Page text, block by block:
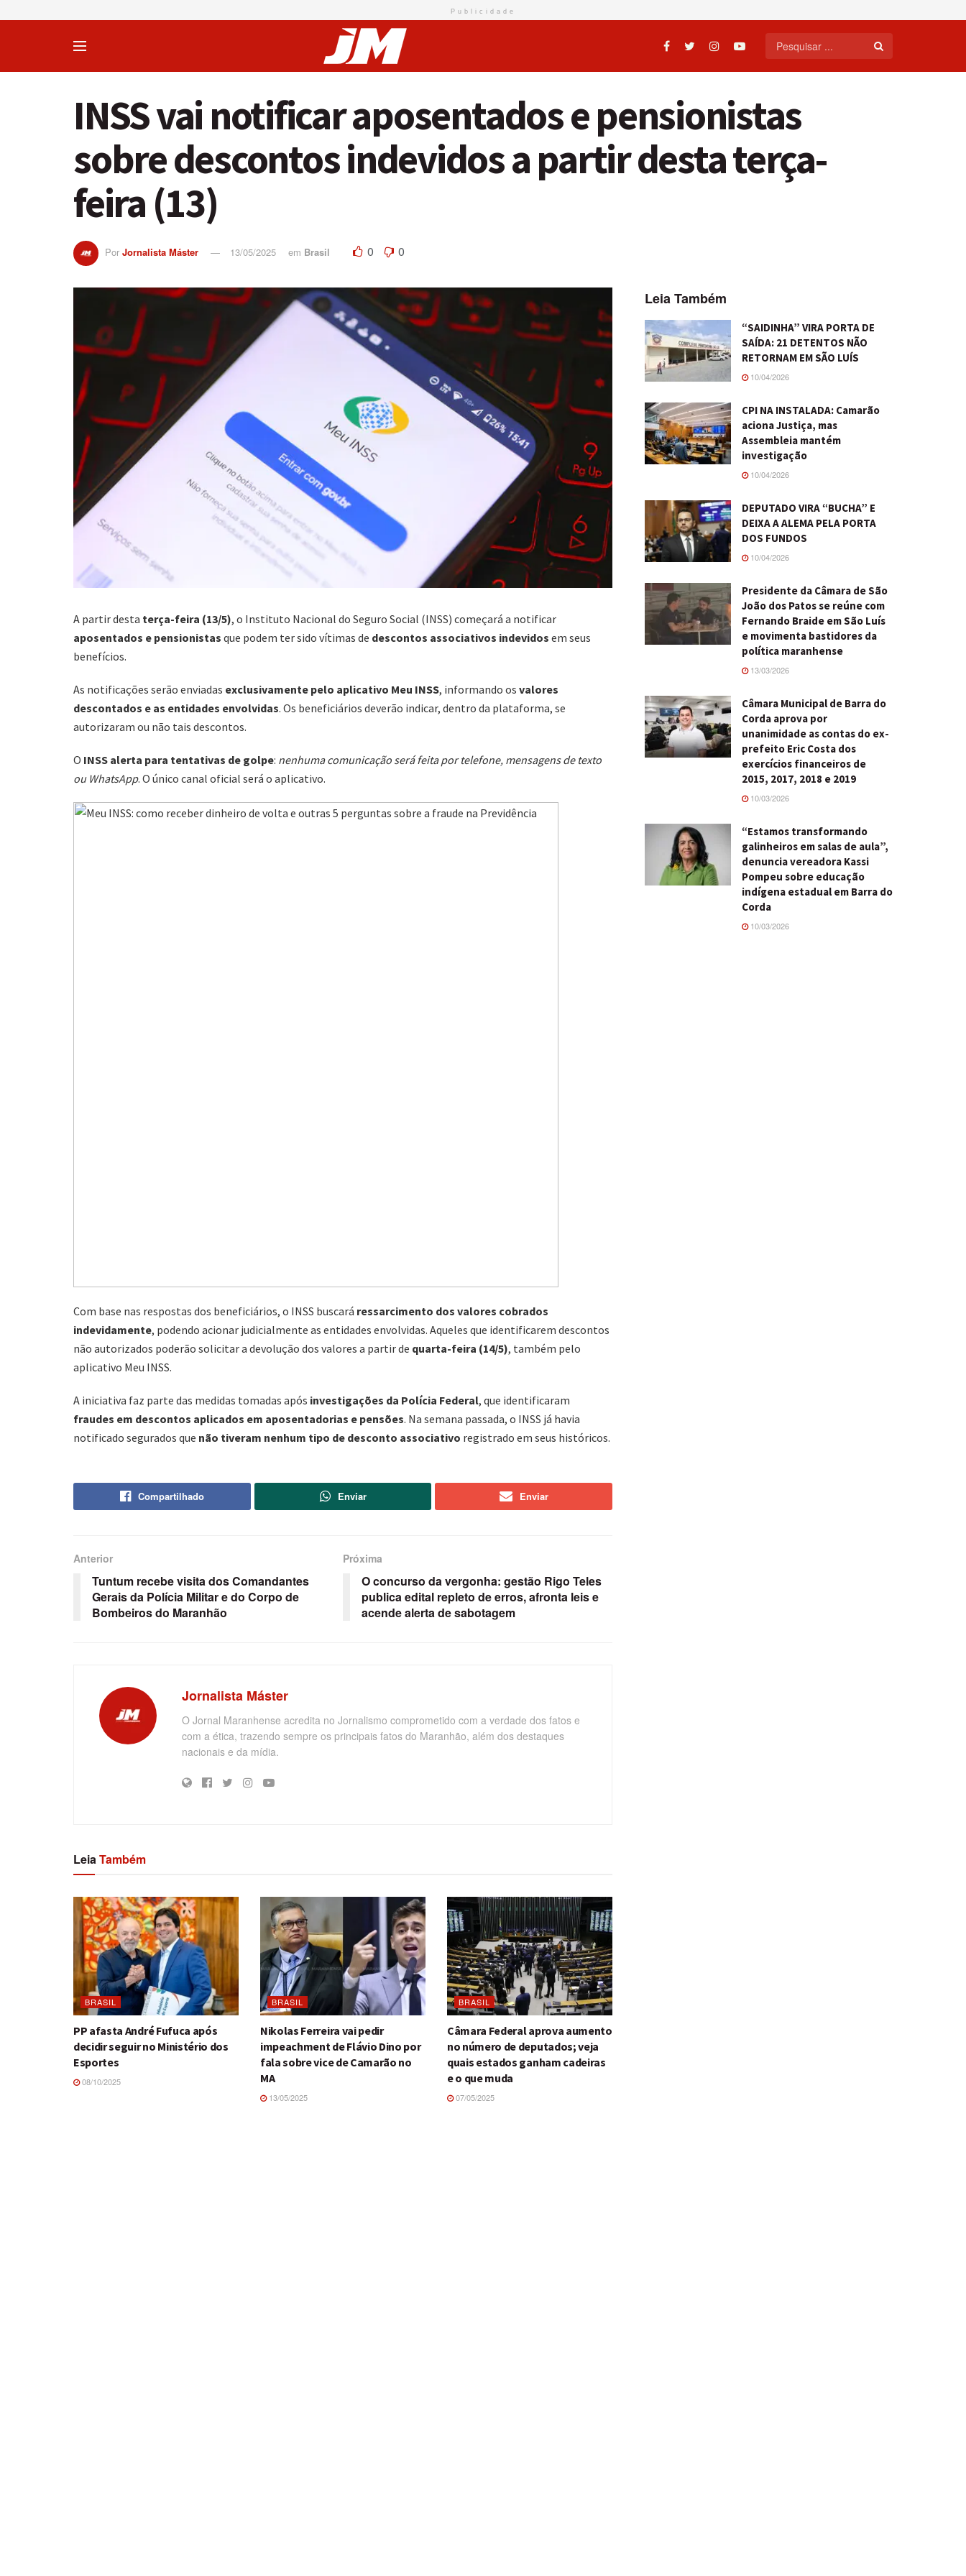
Publicidade
INSS vai notificar aposentados e pensionistas
sobre descontos indevidos a partir desta terça-
feira (13)
Por Jornalista Máster 13/05/2025 em Brasil 0 0
A partir desta terça-feira (13/5), o Instituto Nacional do Seguro Social (INSS) começará a notificar
aposentados e pensionistas que podem ter sido vítimas de descontos associativos indevidos em seus
benefícios.
As notificações serão enviadas exclusivamente pelo aplicativo Meu INSS, informando os valores
descontados e as entidades envolvidas. Os beneficiários deverão indicar, dentro da plataforma, se
autorizaram ou não tais descontos.
O INSS alerta para tentativas de golpe: nenhuma comunicação será feita por telefone, mensagens de texto
ou WhatsApp. O único canal oficial será o aplicativo.
Com base nas respostas dos beneficiários, o INSS buscará ressarcimento dos valores cobrados
indevidamente, podendo acionar judicialmente as entidades envolvidas. Aqueles que identificarem descontos
não autorizados poderão solicitar a devolução dos valores a partir de quarta-feira (14/5), também pelo
aplicativo Meu INSS.
A iniciativa faz parte das medidas tomadas após investigações da Polícia Federal, que identificaram
fraudes em descontos aplicados em aposentadorias e pensões. Na semana passada, o INSS já havia
notificado segurados que não tiveram nenhum tipo de desconto associativo registrado em seus históricos.
Compartilhado Enviar Enviar
Anterior
Tuntum recebe visita dos Comandantes
Gerais da Polícia Militar e do Corpo de
Bombeiros do Maranhão
Próxima
O concurso da vergonha: gestão Rigo Teles
publica edital repleto de erros, afronta leis e
acende alerta de sabotagem
Jornalista Máster
O Jornal Maranhense acredita no Jornalismo comprometido com a verdade dos fatos e
com a ética, trazendo sempre os principais fatos do Maranhão, além dos destaques
nacionais e da mídia.
LeiaTambém
BRASIL
PP afasta André Fufuca após
decidir seguir no Ministério dos
Esportes
08/10/2025
BRASIL
Nikolas Ferreira vai pedir
impeachment de Flávio Dino por
fala sobre vice de Camarão no
MA
13/05/2025
BRASIL
Câmara Federal aprova aumento
no número de deputados; veja
quais estados ganham cadeiras
e o que muda
07/05/2025
Leia Também
“SAIDINHA” VIRA PORTA DE
SAÍDA: 21 DETENTOS NÃO
RETORNAM EM SÃO LUÍS
10/04/2026
CPI NA INSTALADA: Camarão
aciona Justiça, mas
Assembleia mantém
investigação
10/04/2026
DEPUTADO VIRA “BUCHA” E
DEIXA A ALEMA PELA PORTA
DOS FUNDOS
10/04/2026
Presidente da Câmara de São
João dos Patos se reúne com
Fernando Braide em São Luís
e movimenta bastidores da
política maranhense
13/03/2026
Câmara Municipal de Barra do
Corda aprova por
unanimidade as contas do ex-
prefeito Eric Costa dos
exercícios financeiros de
2015, 2017, 2018 e 2019
10/03/2026
“Estamos transformando
galinheiros em salas de aula”,
denuncia vereadora Kassi
Pompeu sobre educação
indígena estadual em Barra do
Corda
10/03/2026